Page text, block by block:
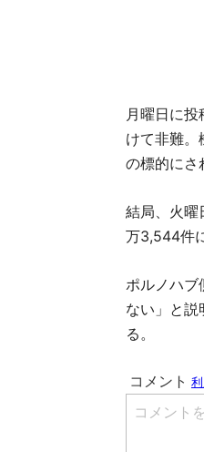
月曜日に投
けて非難。
の標的にさ
結局、火曜
万3,544件
ポルノハブ
ない」と説
る。